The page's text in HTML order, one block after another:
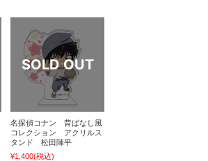
名探偵コナン 昔ばなし風
コレクション アクリルス
タンド 松田陣平
¥1,400(税込)